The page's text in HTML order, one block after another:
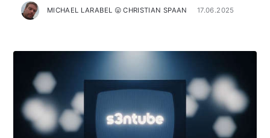
MICHAEL LARABEL 😛 CHRISTIAN SPAAN 17.06.2025